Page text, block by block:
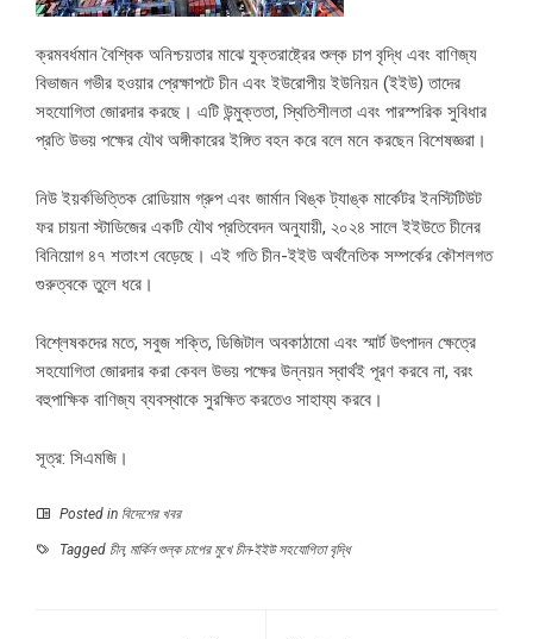
ক্রমবর্ধমান বৈশ্বিক অনিশ্চয়তার মাঝে যুক্তরাষ্ট্রের শুল্ক চাপ বৃদ্ধি এবং বাণিজ্য
বিভাজন গভীর হওয়ার প্রেক্ষাপটে চীন এবং ইউরোপীয় ইউনিয়ন (ইইউ) তাদের
সহযোগিতা জোরদার করছে। এটি উন্মুক্ততা, স্থিতিশীলতা এবং পারস্পরিক সুবিধার
প্রতি উভয় পক্ষের যৌথ অঙ্গীকারের ইঙ্গিত বহন করে বলে মনে করছেন বিশেষজ্ঞরা।
নিউ ইয়র্কভিত্তিক রোডিয়াম গ্রুপ এবং জার্মান থিঙ্ক ট্যাঙ্ক মার্কেটর ইনস্টিটিউট
ফর চায়না স্টাডিজের একটি যৌথ প্রতিবেদন অনুযায়ী, ২০২৪ সালে ইইউতে চীনের
বিনিয়োগ ৪৭ শতাংশ বেড়েছে। এই গতি চীন-ইইউ অর্থনৈতিক সম্পর্কের কৌশলগত
গুরুত্বকে তুলে ধরে।
বিশ্লেষকদের মতে, সবুজ শক্তি, ডিজিটাল অবকাঠামো এবং স্মার্ট উৎপাদন ক্ষেত্রে
সহযোগিতা জোরদার করা কেবল উভয় পক্ষের উন্নয়ন স্বার্থই পূরণ করবে না, বরং
বহুপাক্ষিক বাণিজ্য ব্যবস্থাকে সুরক্ষিত করতেও সাহায্য করবে।
সূত্র: সিএমজি।
Posted in বিদেশের খবর
Tagged চীন, মার্কিন শুল্ক চাপের মুখে চীন-ইইউ সহযোগিতা বৃদ্ধি